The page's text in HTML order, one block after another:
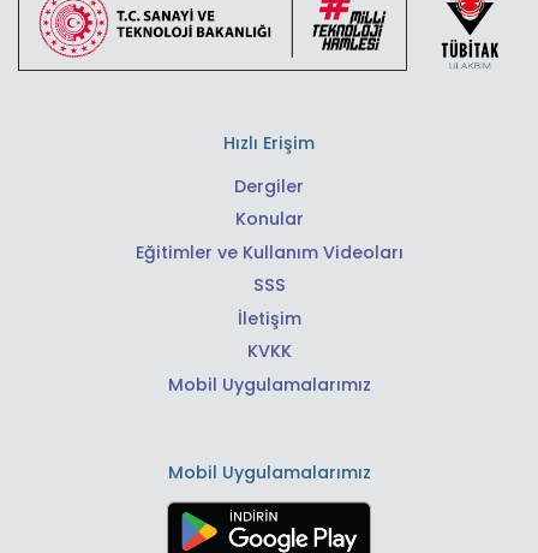
Hızlı Erişim
Dergiler
Konular
Eğitimler ve Kullanım Videoları
SSS
İletişim
KVKK
Mobil Uygulamalarımız
Mobil Uygulamalarımız